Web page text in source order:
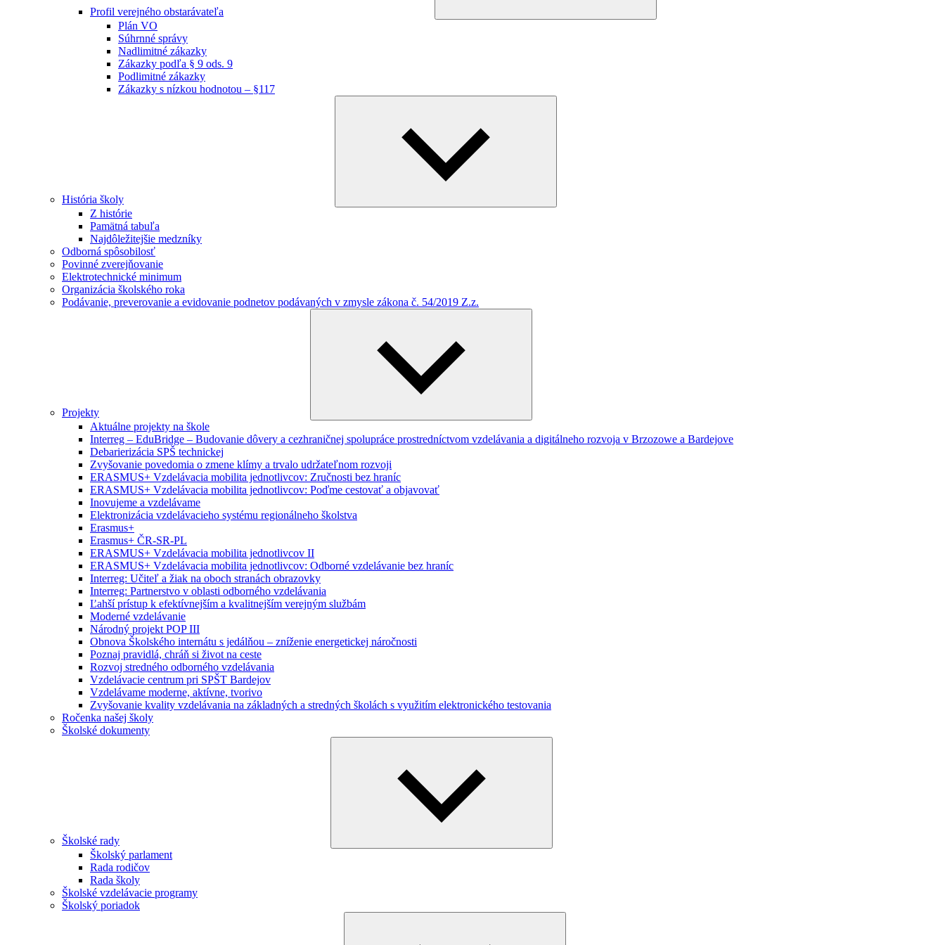
Profil verejného obstarávateľa
Plán VO
Súhrnné správy
Nadlimitné zákazky
Zákazky podľa § 9 ods. 9
Podlimitné zákazky
Zákazky s nízkou hodnotou – §117
História školy
Z histórie
Pamätná tabuľa
Najdôležitejšie medzníky
Odborná spôsobilosť
Povinné zverejňovanie
Elektrotechnické minimum
Organizácia školského roka
Podávanie, preverovanie a evidovanie podnetov podávaných v zmysle zákona č. 54/2019 Z.z.
Projekty
Aktuálne projekty na škole
Interreg – EduBridge – Budovanie dôvery a cezhraničnej spolupráce prostredníctvom vzdelávania a digitálneho rozvoja v Brzozowe a Bardejove
Debarierizácia SPŠ technickej
Zvyšovanie povedomia o zmene klímy a trvalo udržateľnom rozvoji
ERASMUS+ Vzdelávacia mobilita jednotlivcov: Zručnosti bez hraníc
ERASMUS+ Vzdelávacia mobilita jednotlivcov: Poďme cestovať a objavovať
Inovujeme a vzdelávame
Elektronizácia vzdelávacieho systému regionálneho školstva
Erasmus+
Erasmus+ ČR-SR-PL
ERASMUS+ Vzdelávacia mobilita jednotlivcov II
ERASMUS+ Vzdelávacia mobilita jednotlivcov: Odborné vzdelávanie bez hraníc
Interreg: Učiteľ a žiak na oboch stranách obrazovky
Interreg: Partnerstvo v oblasti odborného vzdelávania
Ľahší prístup k efektívnejším a kvalitnejším verejným službám
Moderné vzdelávanie
Národný projekt POP III
Obnova Školského internátu s jedálňou – zníženie energetickej náročnosti
Poznaj pravidlá, chráň si život na ceste
Rozvoj stredného odborného vzdelávania
Vzdelávacie centrum pri SPŠT Bardejov
Vzdelávame moderne, aktívne, tvorivo
Zvyšovanie kvality vzdelávania na základných a stredných školách s využitím elektronického testovania
Ročenka našej školy
Školské dokumenty
Školské rady
Školský parlament
Rada rodičov
Rada školy
Školské vzdelávacie programy
Školský poriadok